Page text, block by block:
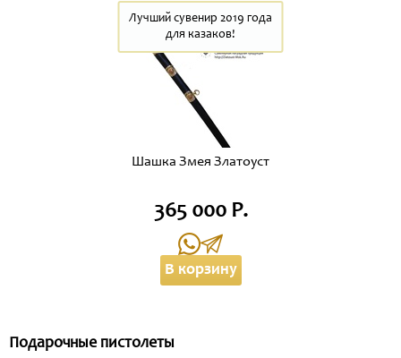
Шашка Змея Златоуст
Лучший сувенир 2019 года
для казаков!
365 000 Р.
В корзину
Подарочные пистолеты